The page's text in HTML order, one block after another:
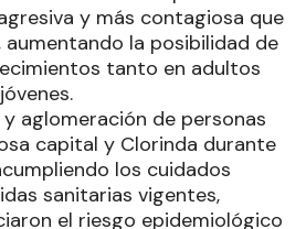
y más contagiosa que
aumentando la posibilidad de
tanto en adultos
aglomeración de personas
capital y Clorinda durante
los cuidados
sanitarias vigentes,
el riesgo epidemiológico